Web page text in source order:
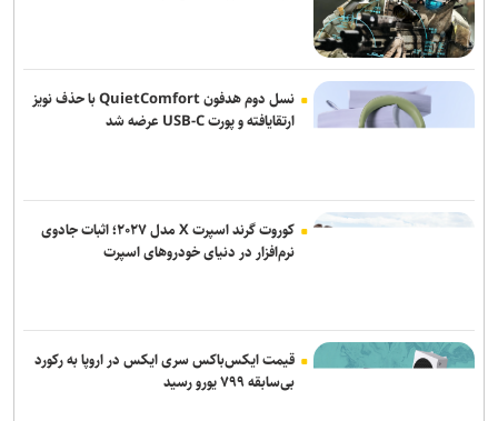
مسائل اجتماعی باید در متن تصمیم‌گیری و برنامه‌ریزی کشور قرار گیرد
حل آلودگی هوای تهران نیازمند تصمیم‌گیری و اقدام در سطح ملی است/
نوسازی حمل‌ونقل و کنترل بارگذاری‌ها در اولویت
نسل دوم هدفون QuietComfort با حذف نویز
ارتقایافته و پورت USB-C عرضه شد
کوروت گرند اسپرت X مدل ۲۰۲۷؛ اثبات جادوی
نرم‌افزار در دنیای خودروهای اسپرت
قیمت ایکس‌باکس سری ایکس در اروپا به رکورد
بی‌سابقه ۷۹۹ یورو رسید